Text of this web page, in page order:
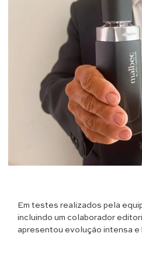
Em testes realizados pela
incluindo um colaborador
apresentou evolução intensa e